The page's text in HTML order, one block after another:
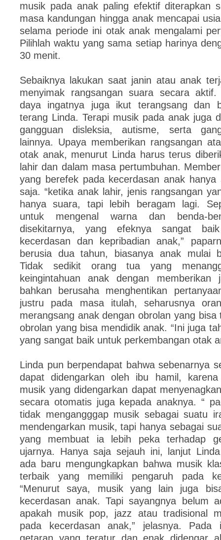
musik pada anak paling efektif diterapkan
masa kandungan hingga anak mencapai
selama periode ini otak anak mengalami
Pilihlah waktu yang sama setiap harinya
30 menit.
Sebaiknya lakukan saat janin atau anak
menyimak rangsangan suara secara aktif.
daya ingatnya juga ikut terangsang dan
terang Linda. Terapi musik pada anak juga
gangguan disleksia, autisme, serta
lainnya. Upaya memberikan rangsangan
otak anak, menurut Linda harus terus
lahir dan dalam masa pertumbuhan.
yang berefek pada kecerdasan anak
saja. “ketika anak lahir, jenis rangsangan
hanya suara, tapi lebih beragam lagi.
untuk mengenal warna dan benda-
disekitarnya, yang efeknya sangat
kecerdasan dan kepribadian anak,”
berusia dua tahun, biasanya anak mulai
Tidak sedikit orang tua yang
keingintahuan anak dengan memberikan
bahkan berusaha menghentikan
justru pada masa itulah, seharusnya
merangsang anak dengan obrolan yang bisa
obrolan yang bisa mendidik anak. “Ini juga
yang sangat baik untuk perkembangan otak
Linda pun berpendapat bahwa sebenarnya
dapat didengarkan oleh ibu hamil,
musik yang didengarkan dapat
secara otomatis juga kepada anaknya. “
tidak mengangggap musik sebagai suatu
mendengarkan musik, tapi hanya sebagai
yang membuat ia lebih peka terhadap
ujarnya. Hanya saja sejauh ini, lanjut
ada baru mengungkapkan bahwa musik
terbaik yang memiliki pengaruh pada
“Menurut saya, musik yang lain juga
kecerdasan anak. Tapi sayangnya belum
apakah musik pop, jazz atau tradisional
pada kecerdasan anak,” jelasnya. Pada